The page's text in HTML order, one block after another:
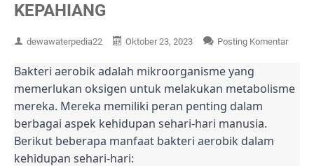
KEPAHIANG
dewawaterpedia22 Oktober 23, 2023 Posting Komentar
Bakteri aerobik adalah mikroorganisme yang
memerlukan oksigen untuk melakukan metabolisme
mereka. Mereka memiliki peran penting dalam
berbagai aspek kehidupan sehari-hari manusia.
Berikut beberapa manfaat bakteri aerobik dalam
kehidupan sehari-hari: